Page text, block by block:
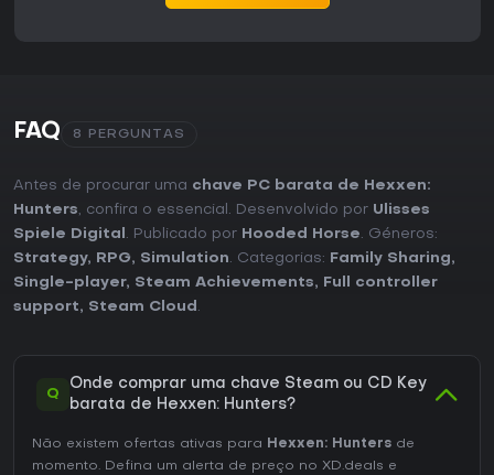
FAQ 8 PERGUNTAS
Antes de procurar uma chave PC barata de Hexxen:
Hunters, confira o essencial. Desenvolvido por Ulisses
Spiele Digital . Publicado por Hooded Horse. Géneros:
Strategy, RPG, Simulation. Categorias: Family Sharing,
Single-player, Steam Achievements,
Full controller
support, Steam Cloud .
Q
Onde comprar uma chave Steam ou CD Key
barata de Hexxen: Hunters?
Não existem ofertas ativas para Hexxen: Hunters de
momento. Defina um alerta de preço no XD.deals e